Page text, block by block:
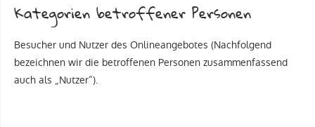
Kategorien betroffener Personen
Besucher und Nutzer des Onlineangebotes (Nachfolgend
bezeichnen wir die betroffenen Personen zusammenfassend
auch als „Nutzer“).